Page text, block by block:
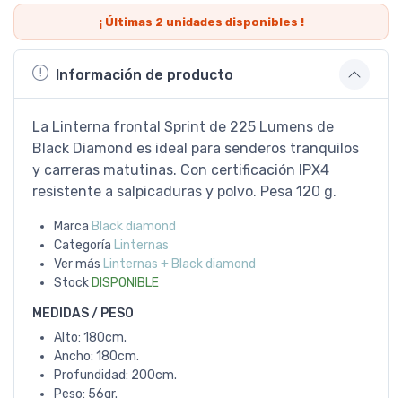
¡ Últimas 2 unidades disponibles !
Información de producto
La Linterna frontal Sprint de 225 Lumens de
Black Diamond es ideal para senderos tranquilos
y carreras matutinas. Con certificación IPX4
resistente a salpicaduras y polvo. Pesa 120 g.
Marca Black diamond
Categoría Linternas
Ver más Linternas + Black diamond
Stock DISPONIBLE
MEDIDAS / PESO
Alto: 180cm.
Ancho: 180cm.
Profundidad: 200cm.
Peso: 56gr.